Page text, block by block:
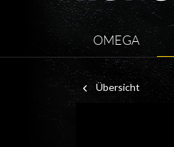
OMEGA
Übersicht